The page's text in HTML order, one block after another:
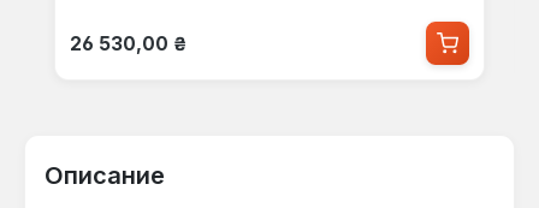
Обычная цена:
26 530,00 ₴
Описание